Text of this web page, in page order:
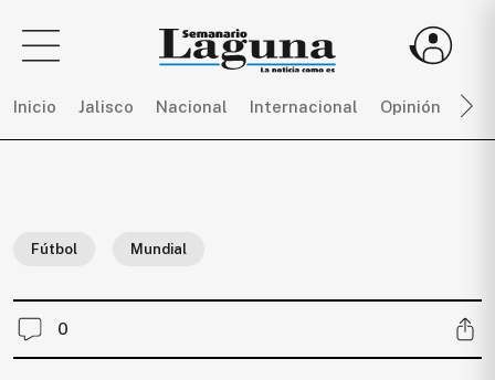
Inicio Jalisco Nacional Internacional Opinión
únete
a
Fútbol Mundial
0